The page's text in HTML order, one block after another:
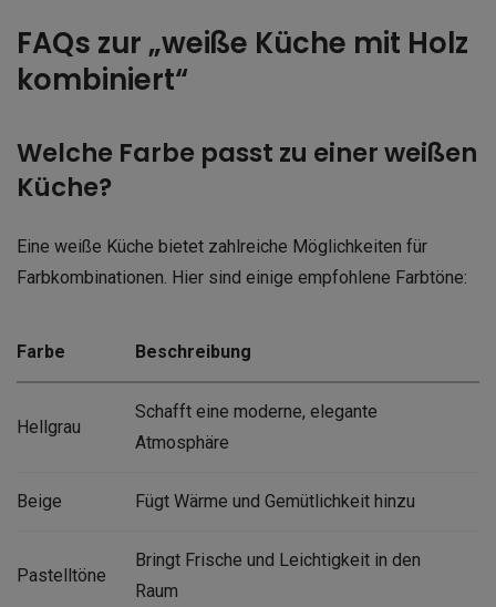
FAQs zur „weiße Küche mit Holz
kombiniert“
Welche Farbe passt zu einer weißen
Küche?
Eine weiße Küche bietet zahlreiche Möglichkeiten für
Farbkombinationen. Hier sind einige empfohlene Farbtöne:
Farbe Beschreibung
Hellgrau
Schafft eine moderne, elegante
Atmosphäre
Beige Fügt Wärme und Gemütlichkeit hinzu
Pastelltöne
Bringt Frische und Leichtigkeit in den
Raum